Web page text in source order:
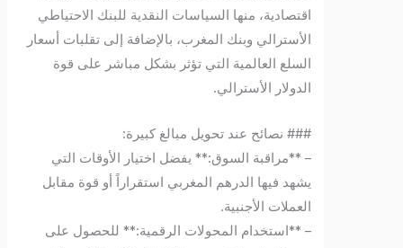
اقتصادية، منها السياسات النقدية للبنك الاحتياطي
الأسترالي وبنك المغرب، بالإضافة إلى تقلبات أسعار
السلع العالمية التي تؤثر بشكل مباشر على قوة
الدولار الأسترالي.
### نصائح عند تحويل مبالغ كبيرة:
– **مراقبة السوق:** يفضل اختيار الأوقات التي
يشهد فيها الدرهم المغربي استقراراً أو قوة مقابل
العملات الأجنبية.
– **استخدام المحولات الرقمية:** للحصول على